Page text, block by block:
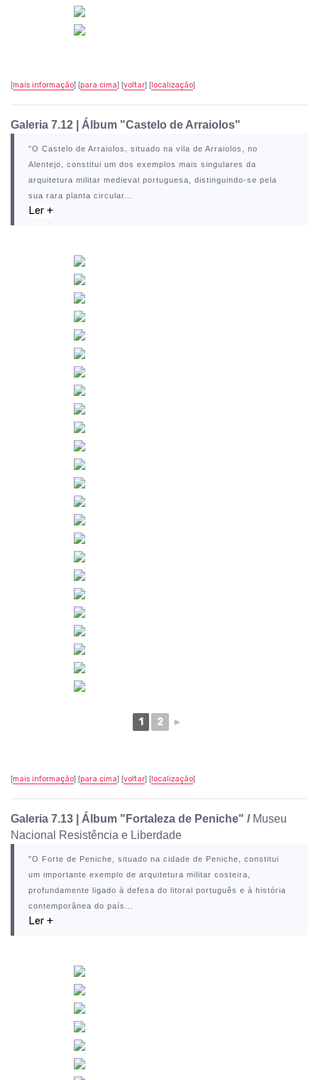
[mais informação] [para cima] [voltar] [localização]
Galeria 7.12 Álbum "Castelo de Arraiolos"
"O Castelo de Arraiolos , situado na vila de Arraiolos
, no
Alentejo, constitui um dos exemplos mais singulares da
arquitetura militar medieval portuguesa, distinguindo-se pela
sua rara planta circular...
Ler +
1 2 ►
[mais informação] [para cima] [voltar] [localização]
Galeria 7.13 Álbum "Fortaleza de Peniche" / Museu
Nacional Resistência e Liberdade
"O Forte de Peniche , situado na cidade de Peniche , constitui
um importante exemplo de arquitetura militar costeira,
profundamente ligado à defesa do litoral português e à história
contemporânea do país...
Ler +